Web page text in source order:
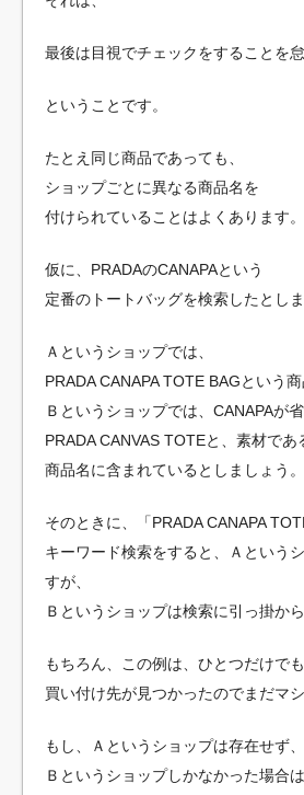
最後は目視でチェックをすることを
ということです。
たとえ同じ商品であっても、
ショップごとに異なる商品名を
付けられていることはよくあります。
仮に、PRADAのCANAPAという
定番のトートバッグを検索したとしま
Ａというショップでは、
PRADA CANAPA TOTE BAGという商
Ｂというショップでは、CANAPAが省
PRADA CANVAS TOTEと、素材であ
商品名に含まれているとしましょう。
そのときに、「PRADA CANAPA
キーワード検索をすると、Ａという
すが、
Ｂというショップは検索に引っ掛か
もちろん、この例は、ひとつだけでも
買い付け先が見つかったのでまだマシ
もし、Ａというショップは存在せず、
Ｂというショップしかなかった場合は